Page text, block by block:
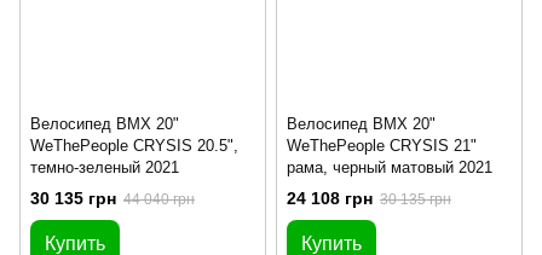
Велосипед BMX 20"
WeThePeople CRYSIS 20.5",
темно-зеленый 2021
30 135 грн 44 040 грн
Купить
Велосипед BMX 20"
WeThePeople CRYSIS 21"
рама, черный матовый 2021
24 108 грн 30 135 грн
Купить